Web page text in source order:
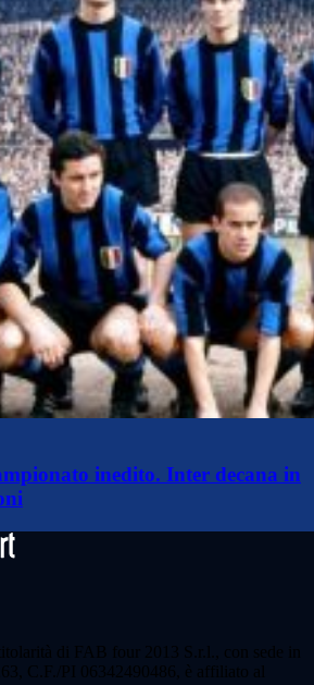
inedito. Inter decana in
di FAB four 2013 S.r.l., con sede in
C.F./PI 06342490486, è affiliato al